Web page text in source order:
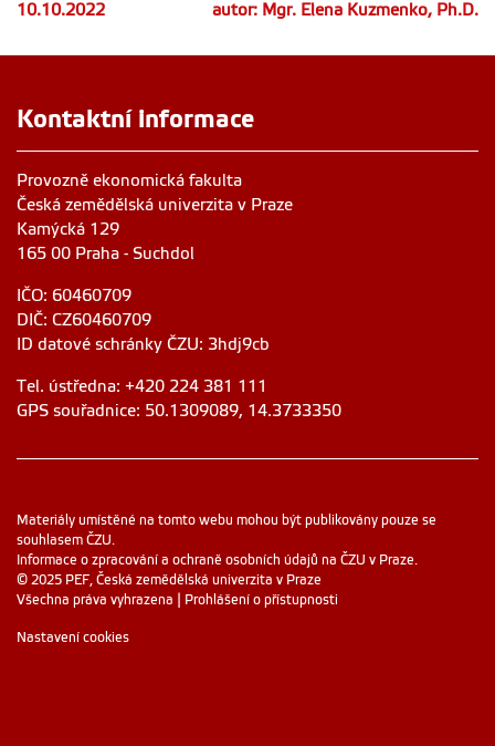
10.10.2022 autor: Mgr. Elena Kuzmenko, Ph.D.
Kontaktní informace
Provozně ekonomická fakulta
Česká zemědělská univerzita v Praze
Kamýcká 129
165 00 Praha - Suchdol
IČO: 60460709
DIČ: CZ60460709
ID datové schránky ČZU: 3hdj9cb
Tel. ústředna: +420 224 381 111
GPS souřadnice: 50.1309089, 14.3733350
Materiály umístěné na tomto webu mohou být publikovány pouze se
souhlasem ČZU.
Informace o zpracování a ochraně osobních údajů na ČZU v Praze.
© 2025 PEF, Česká zemědělská univerzita v Praze
Všechna práva vyhrazena |
Prohlášení o přístupnosti
Nastavení cookies